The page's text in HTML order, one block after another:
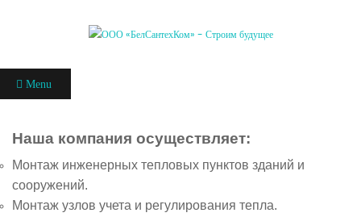
Menu
Наша компания осуществляет:
Монтаж инженерных тепловых пунктов зданий и
сооружений.
Монтаж узлов учета и регулирования тепла.